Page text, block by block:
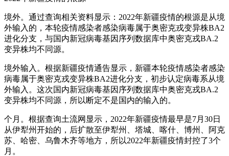
境外。通过查询相关资料显示：2022年新疆疫情的根源是从境
外输入的，本轮疫情感染者感染病毒属于奥密克戎变异株BA2
进化分支，与国内新冠病毒基因序列数据库中奥密克戎BA.2
变异株均不同源。
境外输入。根据新疆疫情通告显示，新疆本轮疫情感染者感染
病毒属于奥密克戎变异株BA2进化分支，初步认定病毒系从境
外输入。这次国内新冠病毒基因序列数据库中奥密克戎BA.2
变异株均不同源，所以断定不是国内的输入的。
个月。根据查询土流网显示，2022年新疆疫情最早是7月30日
从伊犁州开始的，后扩散至伊犁州、塔城、喀什、博州、阿克
苏、哈密、乌鲁木齐等地方，所以2022年新疆疫情封控了3个
月。